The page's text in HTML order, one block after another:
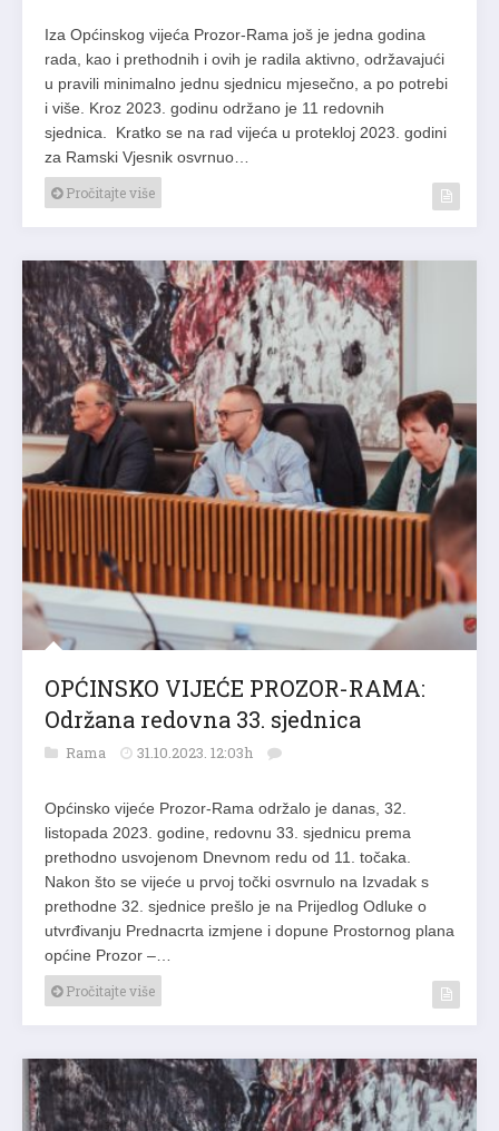
Iza Općinskog vijeća Prozor-Rama još je jedna godina
rada, kao i prethodnih i ovih je radila aktivno, održavajući
u pravili minimalno jednu sjednicu mjesečno, a po potrebi
i više. Kroz 2023. godinu održano je 11 redovnih
sjednica. Kratko se na rad vijeća u protekloj 2023. godini
za Ramski Vjesnik osvrnuo…
Pročitajte više
OPĆINSKO VIJEĆE PROZOR-RAMA:
Održana redovna 33. sjednica
Rama 31.10.2023. 12:03h
Općinsko vijeće Prozor-Rama održalo je danas, 32.
listopada 2023. godine, redovnu 33. sjednicu prema
prethodno usvojenom Dnevnom redu od 11. točaka.
Nakon što se vijeće u prvoj točki osvrnulo na Izvadak s
prethodne 32. sjednice prešlo je na Prijedlog Odluke o
utvrđivanju Prednacrta izmjene i dopune Prostornog plana
općine Prozor –…
Pročitajte više